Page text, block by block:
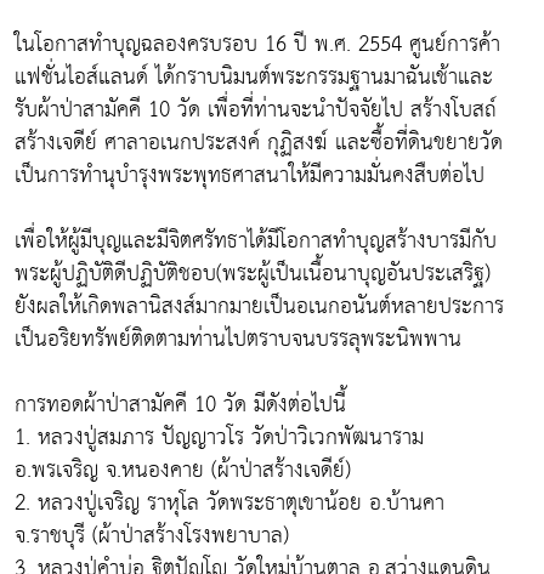
ในโอกาสทำบุญฉลองครบรอบ 16 ปี พ.ศ. 2554 ศูนย์การค้า
แฟชั่นไอส์แลนด์ ได้กราบนิมนต์พระกรรมฐานมาฉันเช้าและ
รับผ้าป่าสามัคคี 10 วัด เพื่อที่ท่านจะนำปัจจัยไป สร้างโบสถ์
สร้างเจดีย์ ศาลาอเนกประสงค์ กุฏิสงฆ์ และซื้อที่ดินขยายวัด
เป็นการทำนุบำรุงพระพุทธศาสนาให้มีความมั่นคงสืบต่อไป
เพื่อให้ผู้มีบุญและมีจิตศรัทธาได้มีโอกาสทำบุญสร้างบารมีกับ
พระผู้ปฏิบัติดีปฏิบัติชอบ(พระผู้เป็นเนื้อนาบุญอันประเสริฐ)
ยังผลให้เกิดพลานิสงส์มากมายเป็นอเนกอนันต์หลายประการ
เป็นอริยทรัพย์ติดตามท่านไปตราบจนบรรลุพระนิพพาน
การทอดผ้าป่าสามัคคี 10 วัด มีดังต่อไปนี้
1. หลวงปู่สมภาร ปัญญาวโร วัดป่าวิเวกพัฒนาราม
อ.พรเจริญ จ.หนองคาย (ผ้าป่าสร้างเจดีย์)
2. หลวงปู่เจริญ ราหุโล วัดพระธาตุเขาน้อย อ.บ้านคา
จ.ราชบุรี (ผ้าป่าสร้างโรงพยาบาล)